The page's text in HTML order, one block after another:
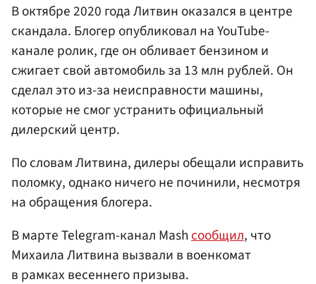
В октябре 2020 года Литвин оказался в центре
скандала. Блогер опубликовал на YouTube-
канале ролик, где он обливает бензином и
сжигает свой автомобиль за 13 млн рублей. Он
сделал это из-за неисправности машины,
которые не смог устранить официальный
дилерский центр.
По словам Литвина, дилеры обещали исправить
поломку, однако ничего не починили, несмотря
на обращения блогера.
В марте Telegram-канал Mashсообщил, что
Михаила Литвина вызвали в военкомат
в рамках весеннего призыва.